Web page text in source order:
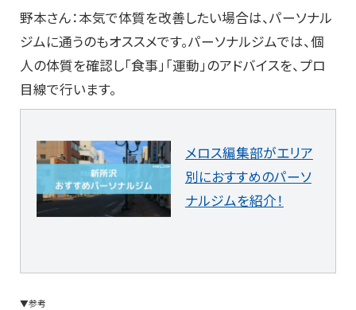
野本さん：本気で体質を改善したい場合は、パーソナル
ジムに通うのもオススメです。パーソナルジムでは、個
人の体質を確認し「食事」「運動」のアドバイスを、プロ
目線で行います。
メロス編集部がエリア
別におすすめのパーソ
ナルジムを紹介！
▼参考